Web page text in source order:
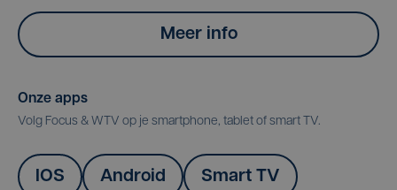
Meer info
Onze apps
Volg Focus & WTV op je smartphone, tablet of smart TV.
IOS Android Smart TV